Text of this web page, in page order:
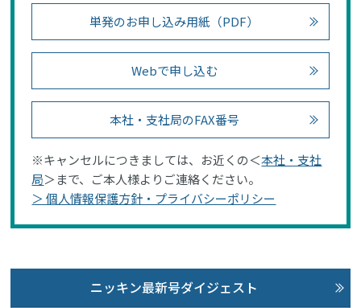
単発のお申し込み用紙（PDF）
Webで申し込む
本社・支社局のFAX番号
※キャンセルにつきましては、お近くの＜本社・支社
局＞まで、ご本人様よりご連絡ください。
＞ 個人情報保護方針・プライバシーポリシー
ニッキン最新号ダイジェスト